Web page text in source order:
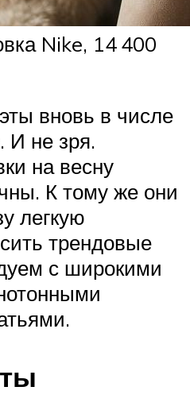
Nike, 14 400
вновь в числе
И не зря.
на весну
К тому же они
легкую
трендовые
с широкими